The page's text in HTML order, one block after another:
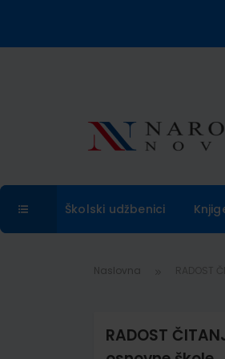
Školski udžbenici
Naslovna
RADOST